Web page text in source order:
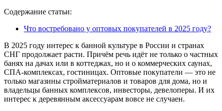
Содержание статьи:
Что востребовано у оптовых покупателей в 2025 году?
В 2025 году интерес к банной культуре в России и странах
СНГ продолжает расти. Причём речь идёт не только о частных
банях на дачах или в коттеджах, но и о коммерческих саунах,
СПА-комплексах, гостиницах. Оптовые покупатели — это не
только магазины стройматериалов и товаров для дома, но и
владельцы банных комплексов, инвесторы, девелоперы. И их
интерес к деревянным аксессуарам вовсе не случаен.